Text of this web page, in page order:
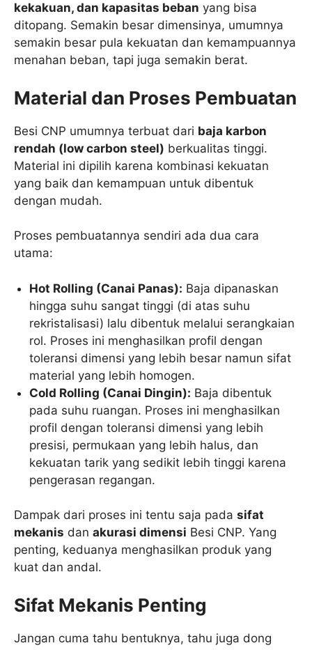
kekakuan, dan kapasitas beban yang bisa
ditopang. Semakin besar dimensinya, umumnya
semakin besar pula kekuatan dan kemampuannya
menahan beban, tapi juga semakin berat.
Material dan Proses Pembuatan
Besi CNP umumnya terbuat dari baja karbon
rendah (low carbon steel) berkualitas tinggi.
Material ini dipilih karena kombinasi kekuatan
yang baik dan kemampuan untuk dibentuk
dengan mudah.
Proses pembuatannya sendiri ada dua cara
utama:
Hot Rolling (Canai Panas): Baja dipanaskan
hingga suhu sangat tinggi (di atas suhu
rekristalisasi) lalu dibentuk melalui serangkaian
rol. Proses ini menghasilkan profil dengan
toleransi dimensi yang lebih besar namun sifat
material yang lebih homogen.
Cold Rolling (Canai Dingin): Baja dibentuk
pada suhu ruangan. Proses ini menghasilkan
profil dengan toleransi dimensi yang lebih
presisi, permukaan yang lebih halus, dan
kekuatan tarik yang sedikit lebih tinggi karena
pengerasan regangan.
Dampak dari proses ini tentu saja pada sifat
mekanis dan akurasi dimensi Besi CNP. Yang
penting, keduanya menghasilkan produk yang
kuat dan andal.
Sifat Mekanis Penting
Jangan cuma tahu bentuknya, tahu juga dong